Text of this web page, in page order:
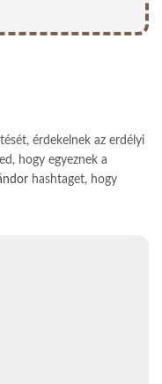
érdekelnek az erdélyi
hogy egyeznek a
hashtaget, hogy